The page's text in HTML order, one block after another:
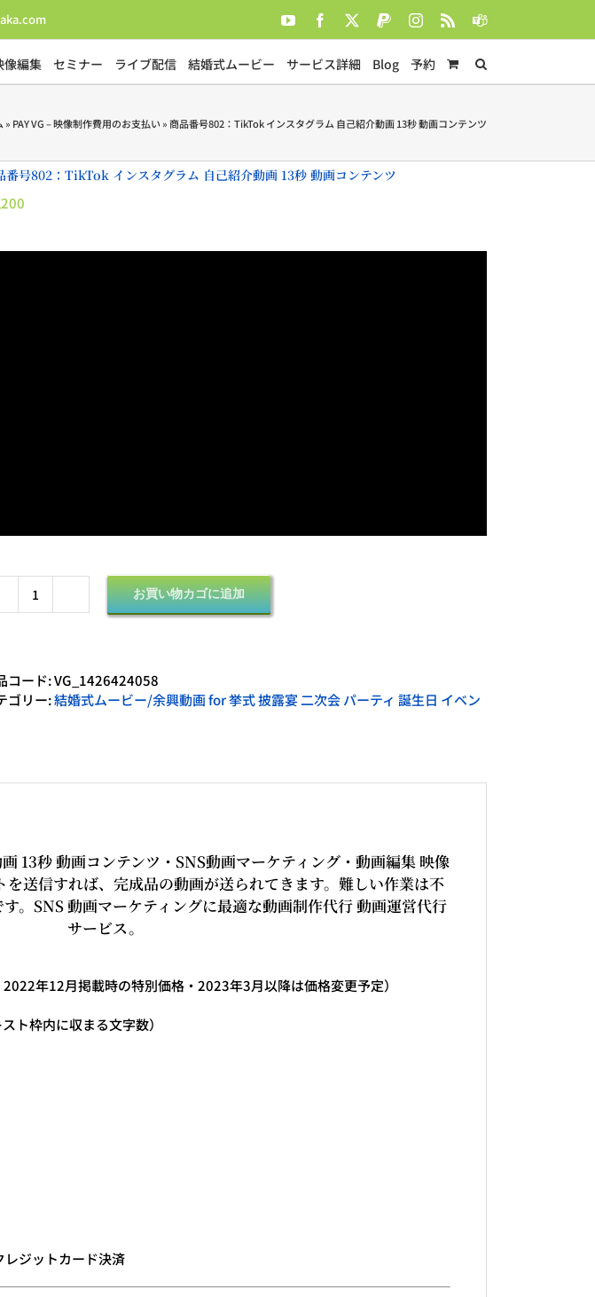
YouTubeFacebook PayPalInstagram
Rss Teams
像編集 セミナー ライブ配信 結婚式ムービー サービス詳細 Blog 予約
» PAY VG – 映像制作費用のお支払い»商品番号802：TikTok インスタグラム 自己紹介動画 13秒 動画コンテンツ
番号802：TikTok インスタグラム 自己紹介動画 13秒 動画コンテンツ
商
802：
TikTok
自
己
紹
介
秒
画
お買い物カゴに追加
コード:VG_1426424058
ゴリー:結婚式ムービー/余興動画 for 挙式 披露宴 二次会 パーティ 誕生日 イベン
13秒 動画コンテンツ・SNS動画マーケティング・動画編集 映像
送信すれば、完成品の動画が送られてきます。難しい作業は不
。SNS 動画マーケティングに最適な動画制作代行 動画運営代行
サービス。
年12月掲載時の特別価格・2023年3月以降は価格変更予定）
ト枠内に収まる文字数）
ジットカード決済